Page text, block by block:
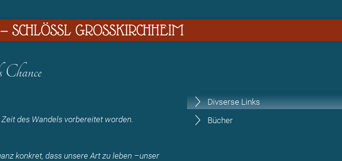
GROSSKIRCHHEIM
Chance
des Wandels vorbereitet worden.
konkret, dass unsere Art zu leben –unser
Divserse Links
Bücher